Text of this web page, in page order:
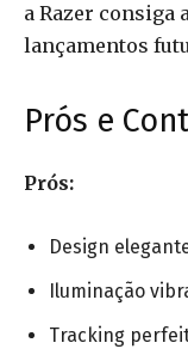
a Razer
lançamentos
Prós e
Prós:
Design
Iluminação
Tracking